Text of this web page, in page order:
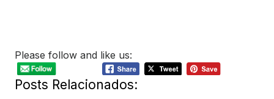
Please follow and like us:
Posts Relacionados: